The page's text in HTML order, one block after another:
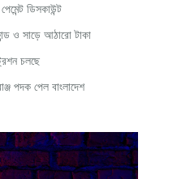
ডিসকাউন্ট
ও সাড়ে আঠারো টাকা
চলছে
পদক পেল বাংলাদেশ